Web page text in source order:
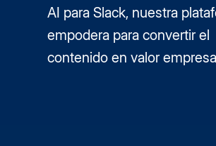
AI para Slack, nuestra
empodera para convertir el
contenido en valor